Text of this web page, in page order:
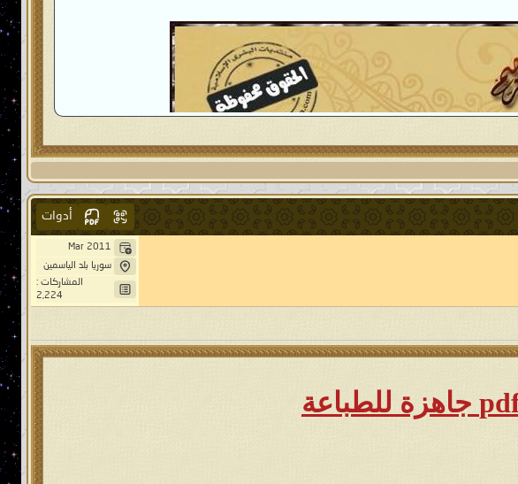
أدوات
Mar 2011
سوريا بلد الياسمين
المشاركات :
2,224